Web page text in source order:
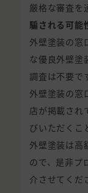
厳格な審査を
騙される可能
外壁塗装の窓
な優良外壁塗
調査は不要で
外壁塗装の窓
店が掲載され
びいただくこ
外壁塗装は高
ので、是非プ
介させてくだ